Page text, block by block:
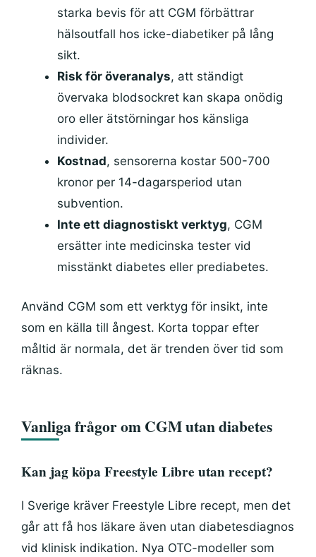
starka bevis för att CGM förbättrar
hälsoutfall hos icke-diabetiker på lång
sikt.
Risk för överanalys, att ständigt
övervaka blodsockret kan skapa onödig
oro eller ätstörningar hos känsliga
individer.
Kostnad, sensorerna kostar 500-700
kronor per 14-dagarsperiod utan
subvention.
Inte ett diagnostiskt verktyg, CGM
ersätter inte medicinska tester vid
misstänkt diabetes eller prediabetes.
Använd CGM som ett verktyg för insikt, inte
som en källa till ångest. Korta toppar efter
måltid är normala, det är trenden över tid som
räknas.
Vanliga frågor om CGM utan diabetes
Kan jag köpa Freestyle Libre utan recept?
I Sverige kräver Freestyle Libre recept, men det
går att få hos läkare även utan diabetesdiagnos
vid klinisk indikation. Nya OTC-modeller som